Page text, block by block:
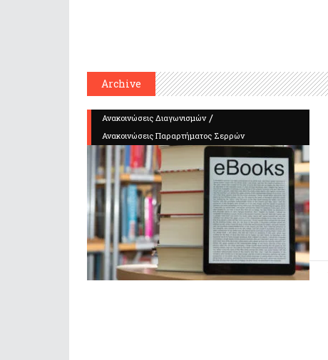
Archive
Ανακοινώσεις Διαγωνισμών/
Ανακοινώσεις Παραρτήματος Σερρών